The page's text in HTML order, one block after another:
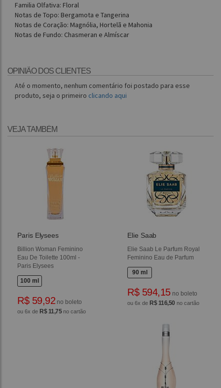
Familia Olfativa: Floral
Notas de Topo: Bergamota e Tangerina
Notas de Coração: Magnólia, Hortelã e Mahonia
Notas de Fundo: Chasmeran e Almíscar
OPINIÃO DOS CLIENTES
Até o momento, nenhum comentário foi postado para esse
produto, seja o primeiro clicando aqui
VEJA TAMBÉM
Paris Elysees
Billion Woman Feminino
Eau De Toilette 100ml -
Paris Elysees
100 ml
R$ 59,92 no boleto
ou 6x de R$ 11,75no cartão
Elie Saab
Elie Saab Le Parfum Royal
Feminino Eau de Parfum
90 ml
R$ 594,15no boleto
ou 6x de R$ 116,50 no cartão